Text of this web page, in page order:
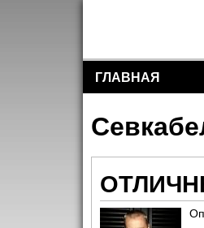
Разделы
ГЛАВНАЯ